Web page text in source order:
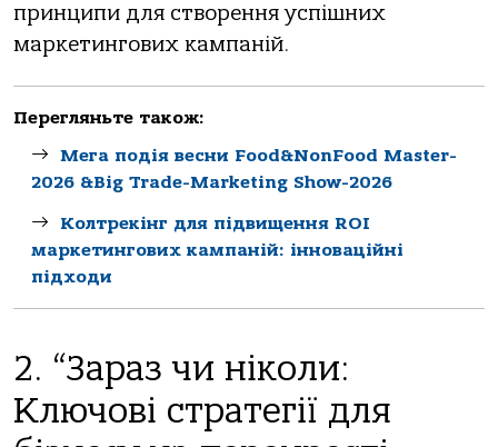
принципи для створення успішних
маркетингових кампаній.
Перегляньте також:
Мега подія весни Food&NonFood Master-
2026 &Big Trade-Marketing Show-2026
Колтрекінг для підвищення ROI
маркетингових кампаній: інноваційні
підходи
2. “Зараз чи ніколи:
Ключові стратегії для